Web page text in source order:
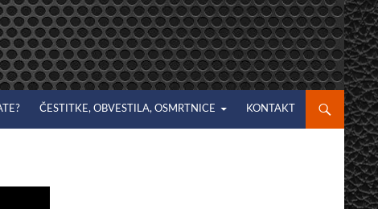
ČESTITKE, OBVESTILA, OSMRTNICE KONTAKT